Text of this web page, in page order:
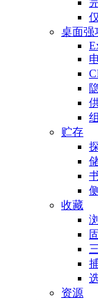
桌面强
贮存
收藏
资源